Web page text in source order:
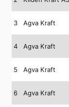
3 Agva Kraft
4 Agva Kraft
5 Agva Kraft
6 Agva Kraft